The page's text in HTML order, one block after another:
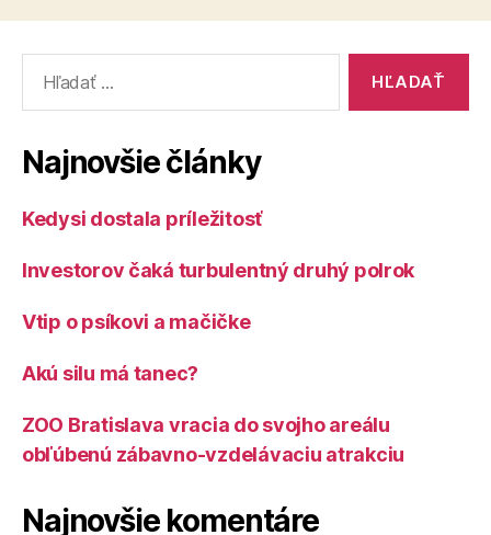
Najnovšie články
Kedysi dostala príležitosť
Investorov čaká turbulentný druhý polrok
Vtip o psíkovi a mačičke
Akú silu má tanec?
ZOO Bratislava vracia do svojho areálu
obľúbenú zábavno-vzdelávaciu atrakciu
Najnovšie komentáre